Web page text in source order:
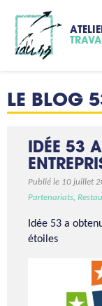
LE BLOG
IDÉE 53
Publié le 10 juillet
Partenariats,
Idée 53 a
étoiles